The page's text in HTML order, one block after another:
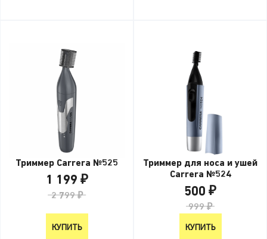
Триммер Carrera №525
1 199 ₽
2 799 ₽
КУПИТЬ
Триммер для носа и ушей
Carrera №524
500 ₽
999 ₽
КУПИТЬ